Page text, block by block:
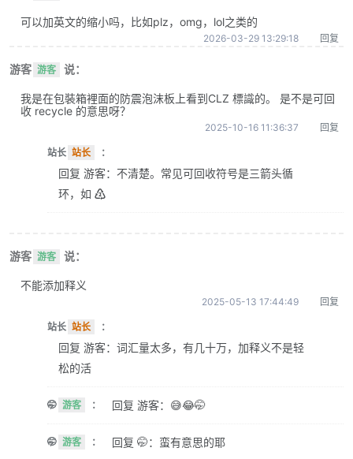
可以加英文的缩小吗，比如plz，omg，lol之类的
2026-03-29 13:29:18 回复
游客 游客 说：
我是在包裝箱裡面的防震泡沫板上看到CLZ 標識的。 是不是可回
收 recycle 的意思呀？
2025-10-16 11:36:37 回复
站长 站长 ：
回复 游客：不清楚。常见可回收符号是三箭头循
环，如 ♴
游客 游客 说：
不能添加释义
2025-05-13 17:44:49 回复
站长 站长 ：
回复 游客：词汇量太多，有几十万，加释义不是轻
松的活
🤭 游客 ： 回复 游客：😅😂🤭
🤭 游客 ： 回复 🤭：蛮有意思的耶